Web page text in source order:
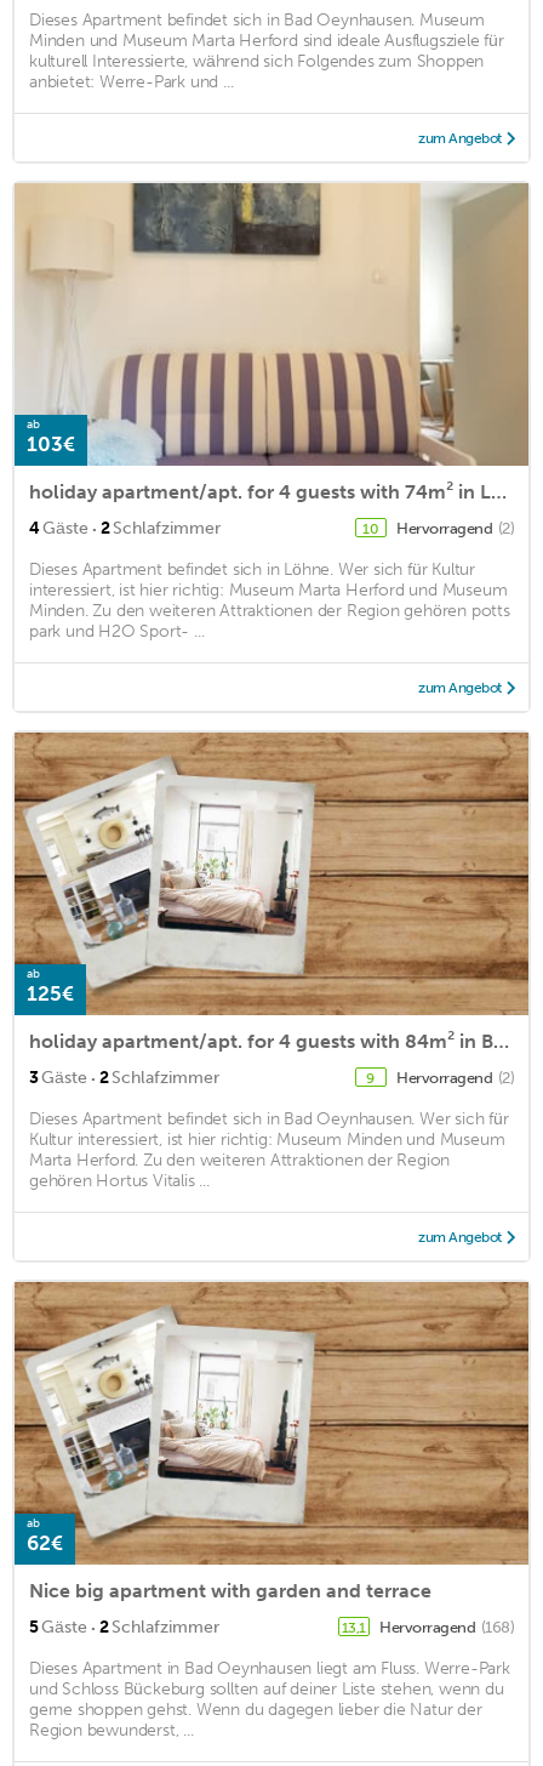
Dieses Apartment befindet sich in Bad Oeynhausen. Museum
Minden und Museum Marta Herford sind ideale Ausflugsziele für
kulturell Interessierte, während sich Folgendes zum Shoppen
anbietet: Werre-Park und ...
zum Angebot
ab
103€
holiday apartment/apt. for 4 guests with 74m² in Löhne (160530)
4Gäste · 2Schlafzimmer 10 Hervorragend (2)
Dieses Apartment befindet sich in Löhne. Wer sich für Kultur
interessiert, ist hier richtig: Museum Marta Herford und Museum
Minden. Zu den weiteren Attraktionen der Region gehören potts
park und H2O Sport- ...
zum Angebot
ab
125€
holiday apartment/apt. for 4 guests with 84m² in Bad Oeynhausen (146096)
3Gäste · 2Schlafzimmer 9 Hervorragend (2)
Dieses Apartment befindet sich in Bad Oeynhausen. Wer sich für
Kultur interessiert, ist hier richtig: Museum Minden und Museum
Marta Herford. Zu den weiteren Attraktionen der Region
gehören Hortus Vitalis ...
zum Angebot
ab
62€
Nice big apartment with garden and terrace
5Gäste · 2Schlafzimmer 13,1 Hervorragend (168)
Dieses Apartment in Bad Oeynhausen liegt am Fluss. Werre-Park
und Schloss Bückeburg sollten auf deiner Liste stehen, wenn du
gerne shoppen gehst. Wenn du dagegen lieber die Natur der
Region bewunderst, ...